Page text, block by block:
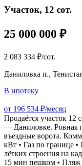
Участок, 12 сот.
25 000 000 ₽
2 083 334 ₽/сот.
Даниловка п.,
В ипотеку
от 196 534 ₽/месяц
Продаётся участок
— Даниловке. Ровная
въездные ворота.
кВт • Газ по границе •
лёгких строения на
15 мин пешком •